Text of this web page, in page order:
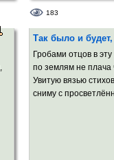
183
Так было и
Гробами отцов в
по землям не плача
Увитую вязью
сниму с